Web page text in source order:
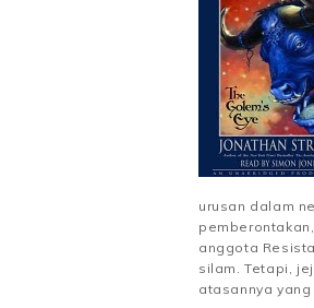
urusan dalam
anggota
silam. Tetapi,
atasannya